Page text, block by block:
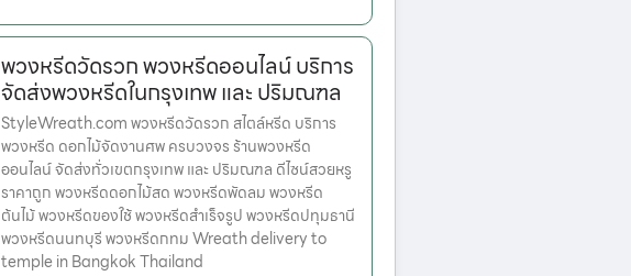
พวงหรีดวัดรวก พวงหรีดออนไลน์ บริการ
จัดส่งพวงหรีดในกรุงเทพ และ ปริมณฑล
StyleWreath.com พวงหรีดวัดรวก สไตล์หรีด บริการ
พวงหรีด ดอกไม้จัดงานศพ ครบวงจร ร้านพวงหรีด
ออนไลน์ จัดส่งทั่วเขตกรุงเทพ และ ปริมณฑล ดีไซน์สวยหรู
ราคาถูก พวงหรีดดอกไม้สด พวงหรีดพัดลม พวงหรีด
ต้นไม้ พวงหรีดของใช้ พวงหรีดสำเร็จรูป พวงหรีดปทุมธานี
พวงหรีดนนทบุรี พวงหรีดกทม Wreath delivery to
temple in Bangkok Thailand